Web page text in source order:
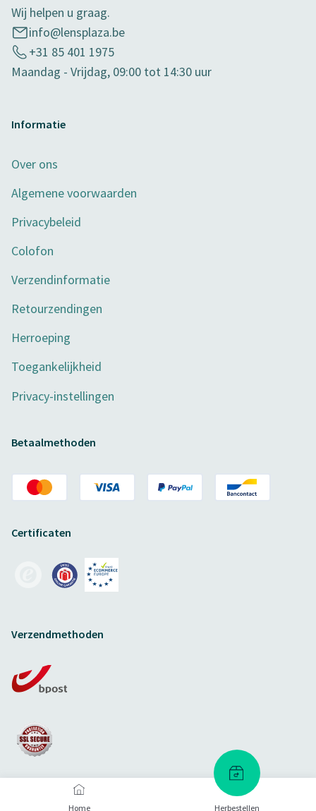
Home Herbestellen
Wij helpen u graag.
info@lensplaza.be
+31 85 401 1975
Maandag - Vrijdag, 09:00 tot 14:30 uur
Informatie
Over ons
Algemene voorwaarden
Privacybeleid
Colofon
Verzendinformatie
Retourzendingen
Herroeping
Toegankelijkheid
Privacy-instellingen
Betaalmethoden
Certificaten
Verzendmethoden